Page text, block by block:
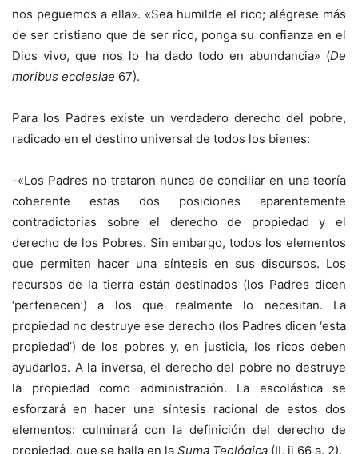
nos peguemos a ella». «Sea humilde el rico; alégrese más
de ser cristiano que de ser rico, ponga su confianza en el
Dios vivo, que nos lo ha dado todo en abundancia» (De
moribus ecclesiae 67).
Para los Padres existe un verdadero derecho del pobre,
radicado en el destino universal de todos los bienes:
-«Los Padres no trataron nunca de conciliar en una teoría
coherente estas dos posiciones aparentemente
contradictorias sobre el derecho de propiedad y el
derecho de los Pobres. Sin embargo, todos los elementos
que permiten hacer una síntesis en sus discursos. Los
recursos de la tierra están destinados (los Padres dicen
‘pertenecen’) a los que realmente lo necesitan. La
propiedad no destruye ese derecho (los Padres dicen ‘esta
propiedad’) de los pobres y, en justicia, los ricos deben
ayudarlos. A la inversa, el derecho del pobre no destruye
la propiedad como administración. La escolástica se
esforzará en hacer una síntesis racional de estos dos
elementos: culminará con la definición del derecho de
propiedad, que se halla en la Suma Teológica (II, ii 66 a. 2).